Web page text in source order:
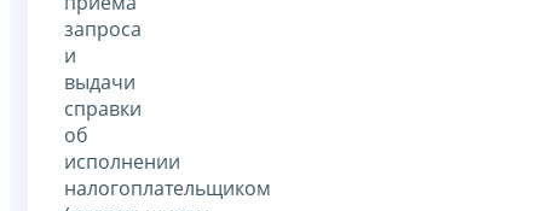
запроса
и
выдачи
справки
об
исполнении
налогоплательщиком